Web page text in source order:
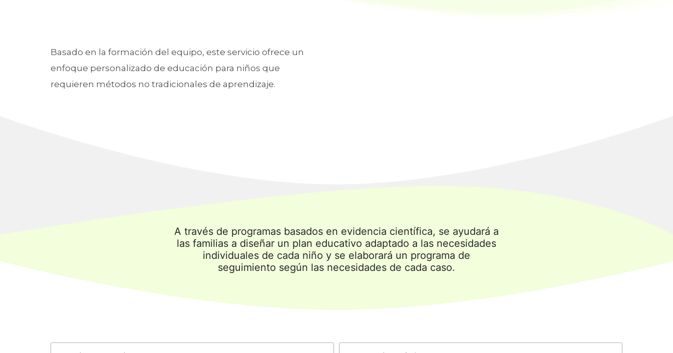
Basado en la formación del equipo, este servicio ofrece un
enfoque personalizado de educación para niños que
requieren métodos no tradicionales de aprendizaje.
A través de programas basados en evidencia científica, se ayudará a
las familias a diseñar un plan educativo adaptado a las necesidades
individuales de cada niño y se elaborará un programa de
seguimiento según las necesidades de cada caso.